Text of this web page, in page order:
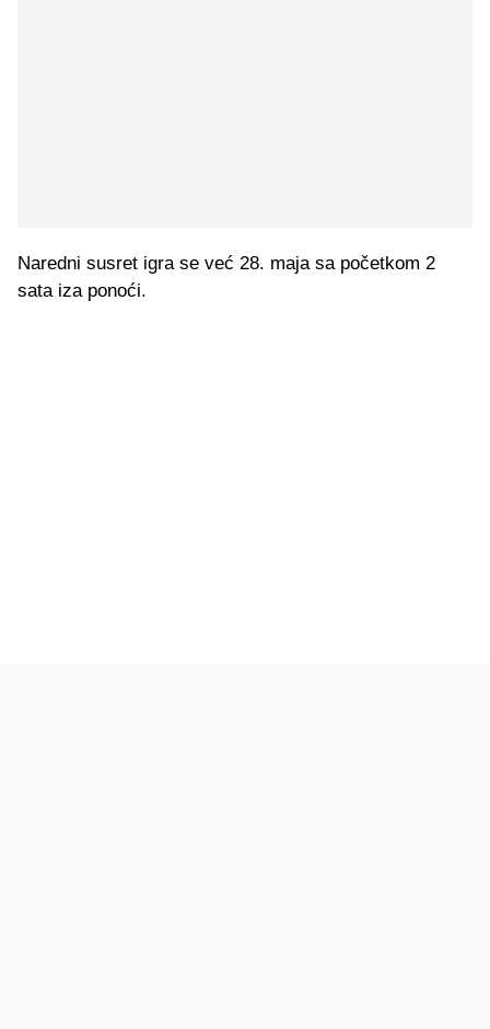
Naredni susret igra se već 28. maja sa početkom 2
sata iza ponoći.